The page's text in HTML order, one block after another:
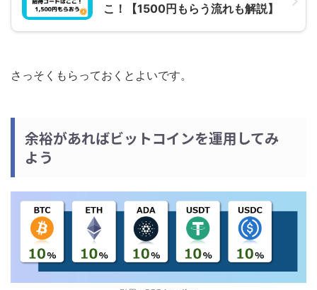
こ！【1500円もらう流れも解説】
さっそくもらっておくとよいです。
余裕があればビットコインを運用してみ
よう